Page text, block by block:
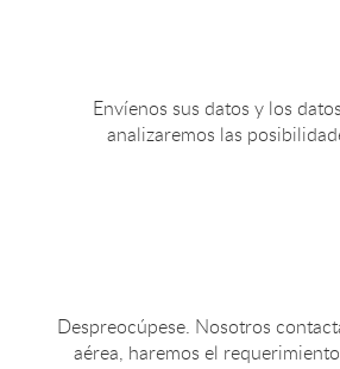
Envíenos sus datos y los
analizaremos las
Despreocúpese. Nosotros
aérea, haremos el